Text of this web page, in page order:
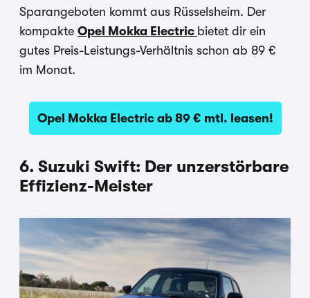
Sparangeboten kommt aus Rüsselsheim. Der
kompakte Opel Mokka Electric bietet dir ein
gutes Preis-Leistungs-Verhältnis schon ab 89 €
im Monat.
Opel Mokka Electric ab 89 € mtl. leasen!
6. Suzuki Swift: Der unzerstörbare
Effizienz-Meister